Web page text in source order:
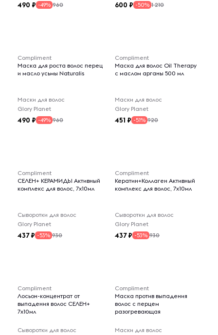
490 -49% 960 600 -50% 1 210
Compliment
Маска для роста волос перец
и масло усьмы Naturalis
Маски для волос
Glory Planet
490 -49% 960
Compliment
Маска для волос Oil Therapy
с маслом арганы 500 мл
Маски для волос
Glory Planet
451 -51% 920
Compliment
СЕЛЕН+ КЕРАМИДЫ Активный
комплекс для волос, 7х10мл
Сыворотки для волос
Glory Planet
437 -53% 930
Compliment
Кератин+Коллаген Активный
комплекс для волос, 7х10мл
Сыворотки для волос
Glory Planet
437 -53% 930
Compliment
Лосьон-концентрат от
выпадения волос СЕЛЕН+
7х10мл
Сыворотки для волос
Compliment
Маска против выпадения
волос с перцем
разогревающая
Маски для волос